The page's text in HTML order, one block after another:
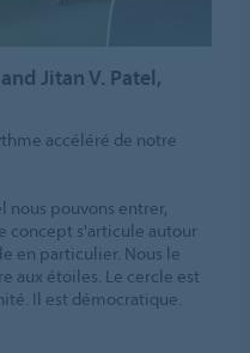
Jitan V. Patel,
accéléré de notre
nous pouvons entrer,
concept s'articule autour
en particulier. Nous le
aux étoiles. Le cercle est
Il est démocratique.